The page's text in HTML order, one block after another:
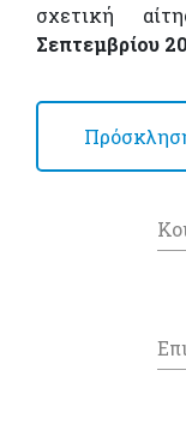
σχετική
Σεπτεμβρίου